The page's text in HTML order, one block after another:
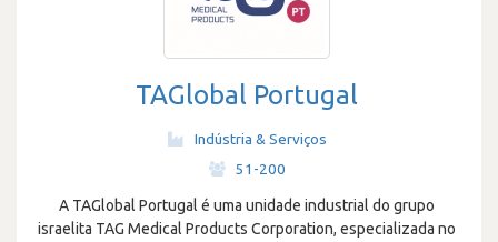
TAGlobal Portugal
Indústria & Serviços
51-200
A TAGlobal Portugal é uma unidade industrial do grupo
israelita TAG Medical Products Corporation, especializada no